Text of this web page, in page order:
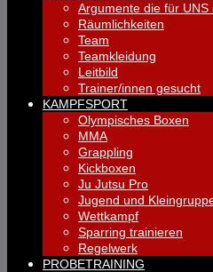
Argumente die für UNS
Räumlichkeiten
Team
Teamkleidung
Leitbild
Trainer/innen gesucht
KAMPFSPORT
Olympisches Boxen
MMA
Grappling
Kickboxen
Ju Jutsu Pro
Jugend und
Wettkampf
Sparring trainieren
Regelwerk
PROBETRAINING